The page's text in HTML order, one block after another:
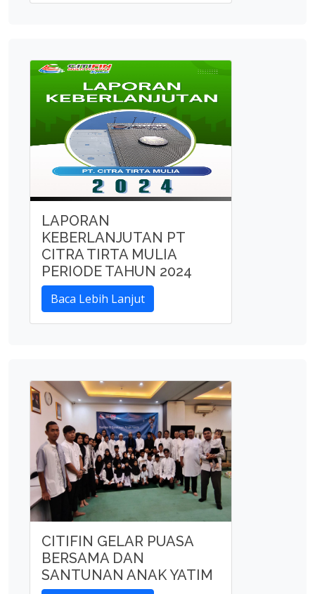
LAPORAN
KEBERLANJUTAN PT
CITRA TIRTA MULIA
PERIODE TAHUN 2024
Baca Lebih Lanjut
CITIFIN GELAR PUASA
BERSAMA DAN
SANTUNAN ANAK YATIM